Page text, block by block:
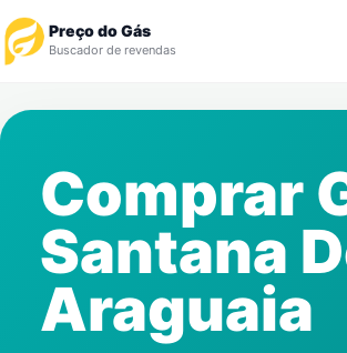
Preço do Gás
Buscador de revendas
Revendedor
Notícias
Cadastre-se
Comprar
Santana
Araguaia